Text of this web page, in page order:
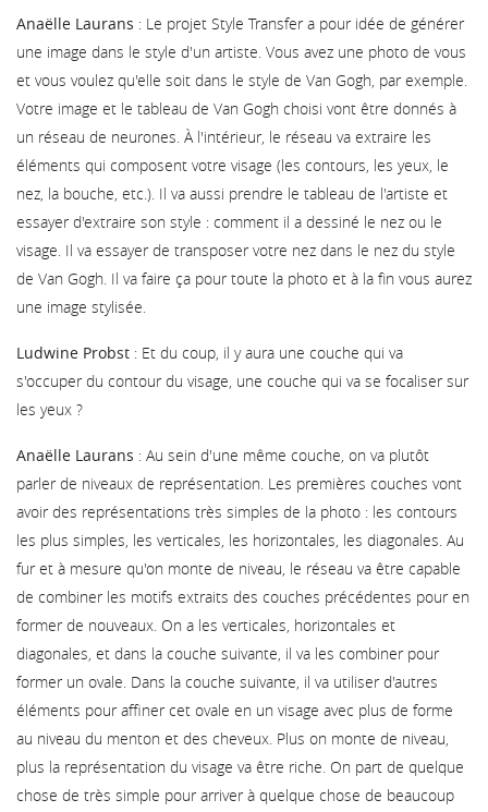
Anaëlle Laurans : Le projet Style Transfer a pour idée de générer
une image dans le style d'un artiste. Vous avez une photo de vous
et vous voulez qu'elle soit dans le style de Van Gogh, par exemple.
Votre image et le tableau de Van Gogh choisi vont être donnés à
un réseau de neurones. À l'intérieur, le réseau va extraire les
éléments qui composent votre visage (les contours, les yeux, le
nez, la bouche, etc.). Il va aussi prendre le tableau de l'artiste et
essayer d'extraire son style : comment il a dessiné le nez ou le
visage. Il va essayer de transposer votre nez dans le nez du style
de Van Gogh. Il va faire ça pour toute la photo et à la fin vous aurez
une image stylisée.
Ludwine Probst : Et du coup, il y aura une couche qui va
s'occuper du contour du visage, une couche qui va se focaliser sur
les yeux ?
Anaëlle Laurans : Au sein d'une même couche, on va plutôt
parler de niveaux de représentation. Les premières couches vont
avoir des représentations très simples de la photo : les contours
les plus simples, les verticales, les horizontales, les diagonales. Au
fur et à mesure qu'on monte de niveau, le réseau va être capable
de combiner les motifs extraits des couches précédentes pour en
former de nouveaux. On a les verticales, horizontales et
diagonales, et dans la couche suivante, il va les combiner pour
former un ovale. Dans la couche suivante, il va utiliser d'autres
éléments pour affiner cet ovale en un visage avec plus de forme
au niveau du menton et des cheveux. Plus on monte de niveau,
plus la représentation du visage va être riche. On part de quelque
chose de très simple pour arriver à quelque chose de beaucoup